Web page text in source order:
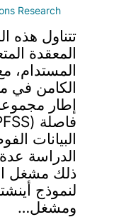
Research)
تتناول هذه
المعقدة
المستدام،
الكامن في
إطار
البيانات
الدراسة
ذلك مشغل
ومشغل…